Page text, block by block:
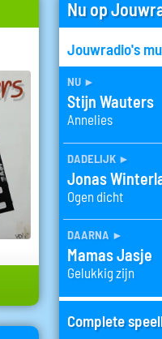
Nu op
Jouwradio's
nu ►
Stijn Wauters
Annelies
dadelijk ►
Jonas
Ogen dicht
daarna ►
Mamas Jasje
Gelukkig zijn
Complete